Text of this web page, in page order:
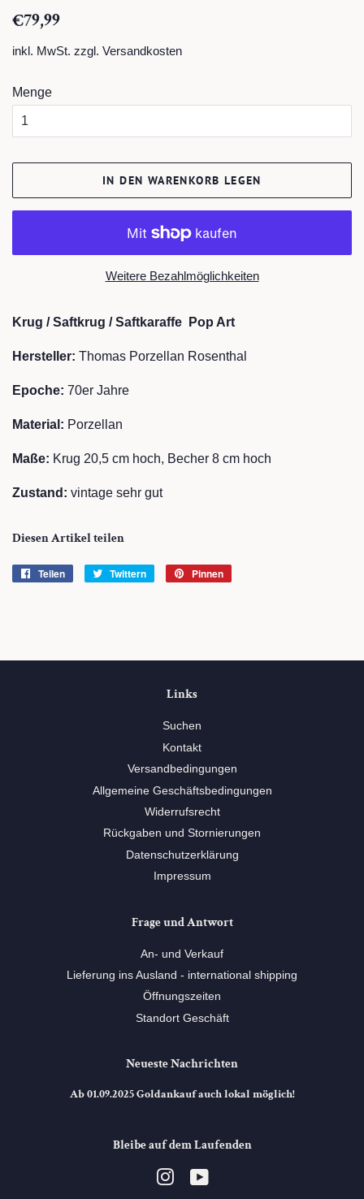
Normaler
€79,99
inkl. MwSt. zzgl. Versandkosten
Menge
IN DEN WARENKORB LEGEN
Weitere Bezahlmöglichkeiten
Krug / Saftkrug / Saftkaraffe Pop Art
Hersteller: Thomas Porzellan Rosenthal
Epoche: 70er Jahre
Material: Porzellan
Maße: Krug 20,5 cm hoch, Becher 8 cm hoch
Zustand: vintage sehr gut
Diesen Artikel teilen
Teilen Twittern Pinnen
Links
Suchen
Kontakt
Versandbedingungen
Allgemeine Geschäftsbedingungen
Widerrufsrecht
Rückgaben und Stornierungen
Datenschutzerklärung
Impressum
Frage und Antwort
An- und Verkauf
Lieferung ins Ausland - international shipping
Öffnungszeiten
Standort Geschäft
Neueste Nachrichten
Ab 01.09.2025 Goldankauf auch lokal möglich!
Bleibe auf dem Laufenden
Instagram